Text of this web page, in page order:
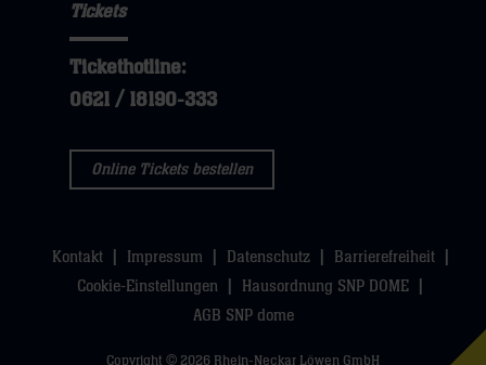
Tickets
Tickethotline:
0621 / 18190-333
Online Tickets bestellen
Kontakt Impressum Datenschutz
Barrierefreiheit
Cookie-Einstellungen
Hausordnung SNP DOME
AGB SNP dome
Copyright © 2026 Rhein-Neckar Löwen GmbH